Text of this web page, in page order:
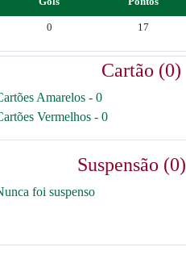
0 17
Cartão (0)
Amarelos - 0
Vermelhos - 0
Suspensão (0)
foi suspenso